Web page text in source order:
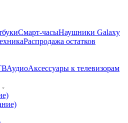
Смарт-часыНаушники Galaxy
Распродажа остатков
АудиоАксессуары к телевизорам